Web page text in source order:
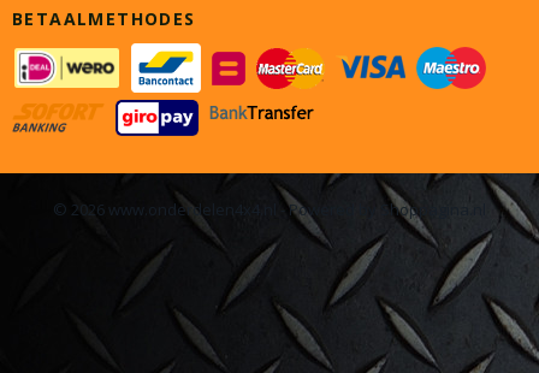
BETAALMETHODES
© 2026 www.onderdelen4x4.nl - Powered by Shoppagina.nl